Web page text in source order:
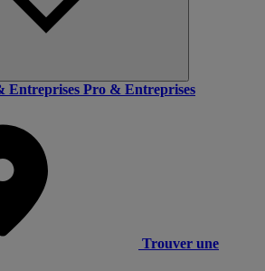
Entreprises Pro & Entreprises
Trouver une